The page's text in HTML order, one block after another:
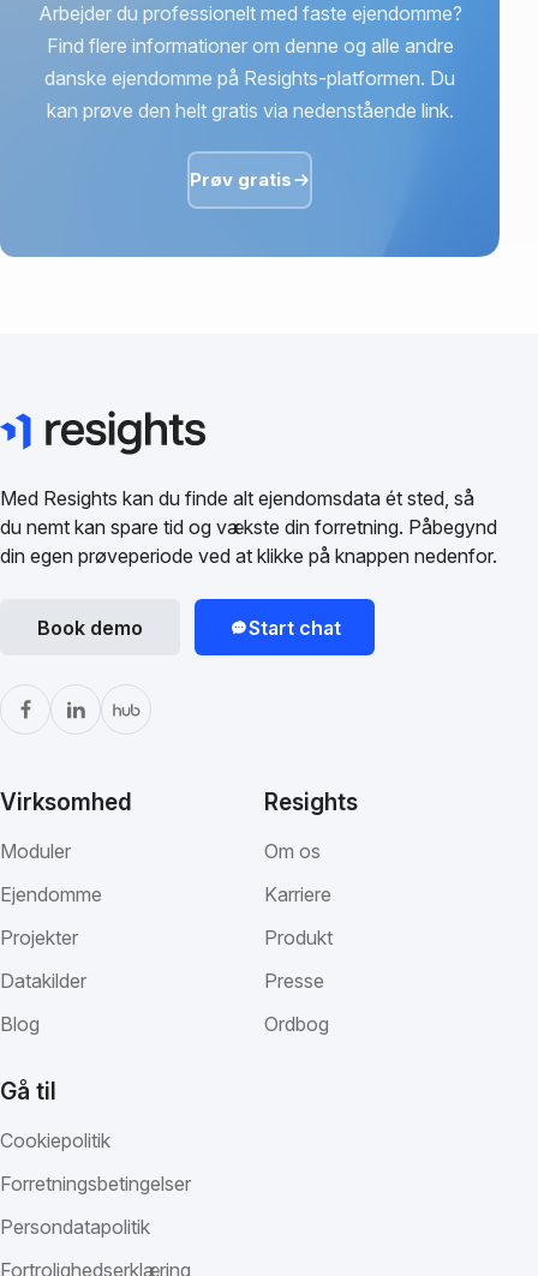
Arbejder du professionelt med faste ejendomme?
Find flere informationer om denne og alle andre
danske ejendomme på Resights-platformen. Du
kan prøve den helt gratis via nedenstående link.
Prøv gratis
Med Resights kan du finde alt ejendomsdata ét sted, så
du nemt kan spare tid og vækste din forretning. Påbegynd
din egen prøveperiode ved at klikke på knappen nedenfor.
Book demo Start chat
Virksomhed
Moduler
Ejendomme
Projekter
Datakilder
Blog
Resights
Om os
Karriere
Produkt
Presse
Ordbog
Gå til
Cookiepolitik
Forretningsbetingelser
Persondatapolitik
Fortrolighedserklæring